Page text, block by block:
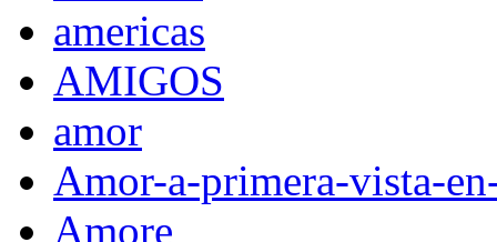
americas
AMIGOS
amor
Amor-a-primera-vista-
Amore